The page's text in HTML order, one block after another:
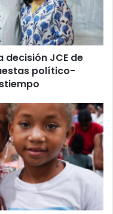
JCE de
político-